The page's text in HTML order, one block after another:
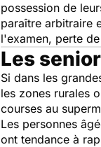
possession de
paraître arbitraire
l'examen, perte
Les
Si dans les
les zones rurales
courses au
Les personnes
ont tendance à